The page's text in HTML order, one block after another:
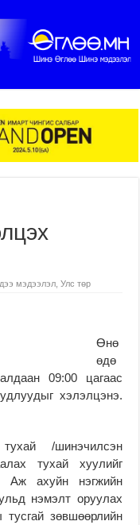
мэдээлэл ,Улс төр
Өнө
өдө
09:00 цагаас
хэлэлцэнэ.
/шинэчилсэн
тухай хуулийг
Аж ахуйн нэгжийн
нэмэлт оруулах
зөвшөөрлийн